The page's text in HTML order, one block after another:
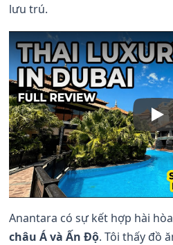
lưu trú.
Anantara có sự kết hợp hài
châu Á và Ấn Độ. Tôi thấy đồ